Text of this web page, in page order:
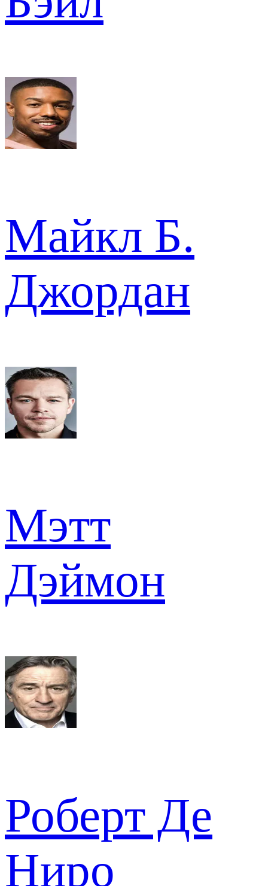
Майкл Б.
Джордан
Мэтт
Дэймон
Роберт Де
Ниро